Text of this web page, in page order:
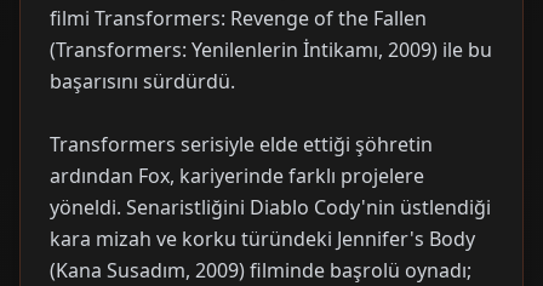
filmi Transformers: Revenge of the Fallen
(Transformers: Yenilenlerin İntikamı, 2009) ile bu
başarısını sürdürdü.
Transformers serisiyle elde ettiği şöhretin
ardından Fox, kariyerinde farklı projelere
yöneldi. Senaristliğini Diablo Cody'nin üstlendiği
kara mizah ve korku türündeki Jennifer's Body
(Kana Susadım, 2009) filminde başrolü oynadı;